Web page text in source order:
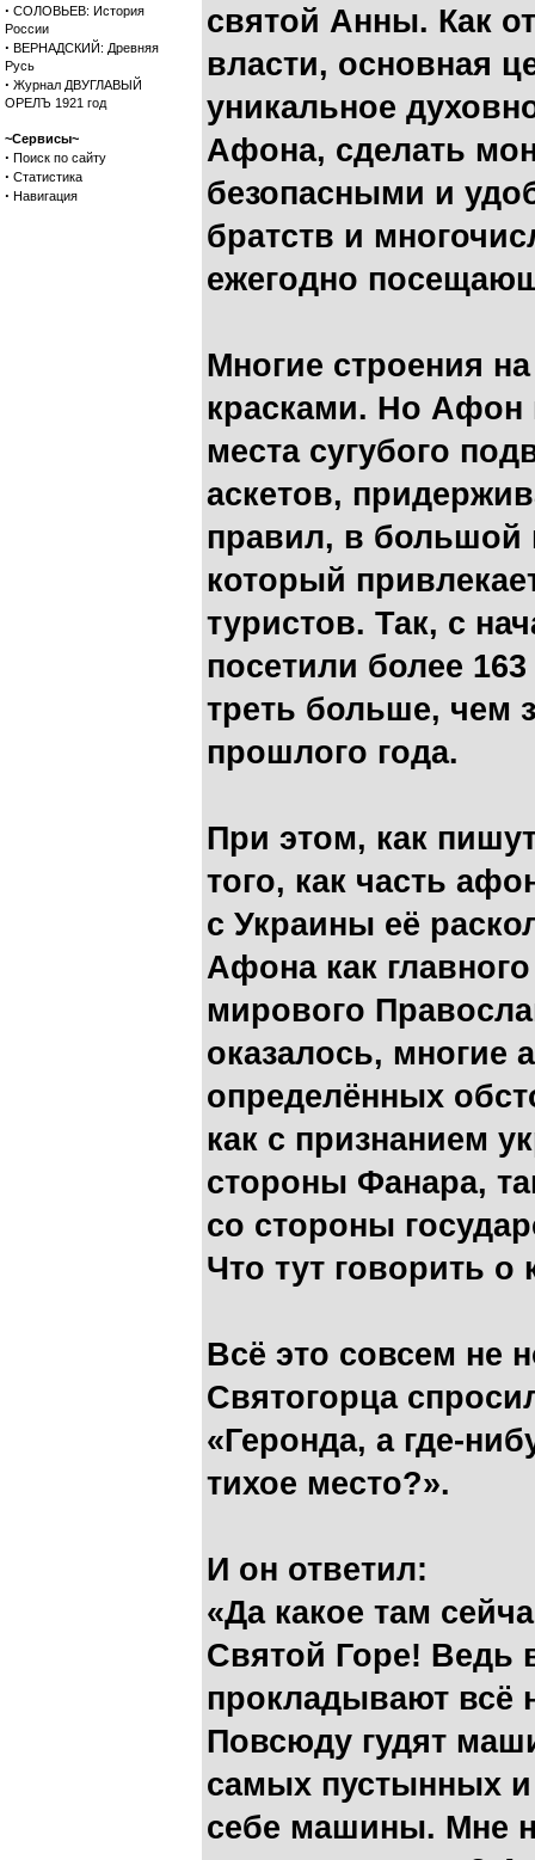
· СОЛОВЬЕВ: История
России
· ВЕРНАДСКИЙ: Древняя
Русь
· Журнал ДВУГЛАВЫЙ
ОРЕЛЪ 1921 год
~Сервисы~
· Поиск по сайту
· Статистика
· Навигация
святой Анны. Как
власти, основная
уникальное
Афона, сделать
безопасными и
братств и
ежегодно
Многие строения
красками. Но Афон
места сугубого
аскетов,
правил, в большой
который
туристов. Так, с
посетили более
треть больше, чем
прошлого года.
При этом, как
того, как часть
с Украины её
Афона как
мирового
оказалось, многие
определённых
как с признанием
стороны Фанара,
со стороны
Что тут говорить о
Всё это совсем не
Святогорца
«Геронда, а где-
тихое место?».
И он ответил:
«Да какое там
Святой Горе! Ведь
прокладывают всё
Повсюду гудят
самых пустынных
себе машины. Мне